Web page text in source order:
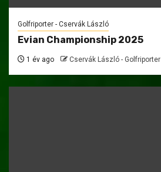
Golfriporter - Cservák László
Evian Championship 2025
1 év ago Cservák László - Golfriporter